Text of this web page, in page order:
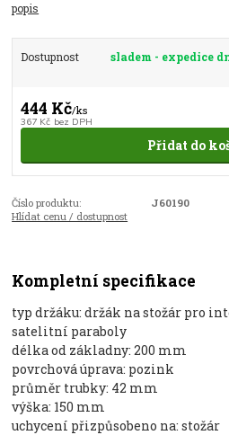
popis
Dostupnost sladem - expedice
444 Kč/ks
367 Kč bez DPH
Přidat do
Číslo produktu:
J60190
Hlídat cenu / dostupnost
Kompletní specifikace
typ držáku: držák na stožár pro
satelitní paraboly
délka od základny: 200 mm
povrchová úprava: pozink
průměr trubky: 42 mm
výška: 150 mm
uchycení přizpůsobeno na: stožár